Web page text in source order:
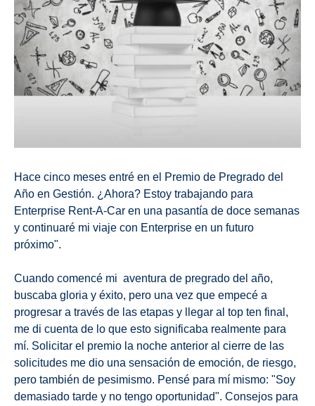
Hace cinco meses entré en el Premio de Pregrado del
Año en Gestión. ¿Ahora? Estoy trabajando para
Enterprise Rent-A-Car en una pasantía de doce semanas
y continuaré mi viaje con Enterprise en un futuro
próximo".
Cuando comencé mi aventura de pregrado del año,
buscaba gloria y éxito, pero una vez que empecé a
progresar a través de las etapas y llegar al top ten final,
me di cuenta de lo que esto significaba realmente para
mí. Solicitar el premio la noche anterior al cierre de las
solicitudes me dio una sensación de emoción, de riesgo,
pero también de pesimismo. Pensé para mí mismo: "Soy
demasiado tarde y no tengo oportunidad". Consejos para